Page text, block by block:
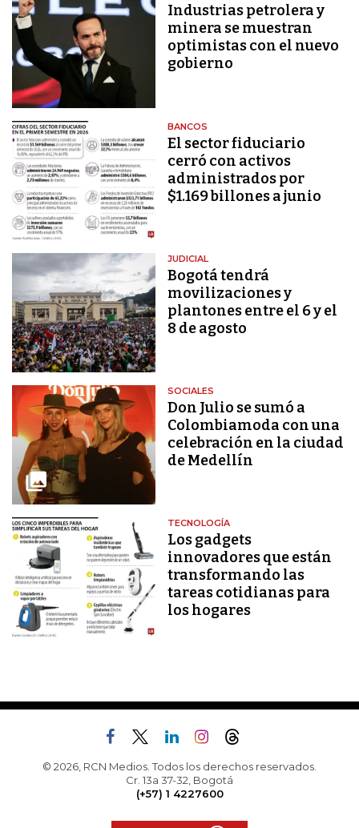
Industrias petrolera y
minera se muestran
optimistas con el nuevo
gobierno
BANCOS
El sector fiduciario
cerró con activos
administrados por
$1.169 billones a junio
JUDICIAL
Bogotá tendrá
movilizaciones y
plantones entre el 6 y el
8 de agosto
SOCIALES
Don Julio se sumó a
Colombiamoda con una
celebración en la ciudad
de Medellín
TECNOLOGÍA
Los gadgets
innovadores que están
transformando las
tareas cotidianas para
los hogares
© 2026, RCN Medios. Todos los derechos reservados.
Cr. 13a 37-32, Bogotá
(+57) 1 4227600